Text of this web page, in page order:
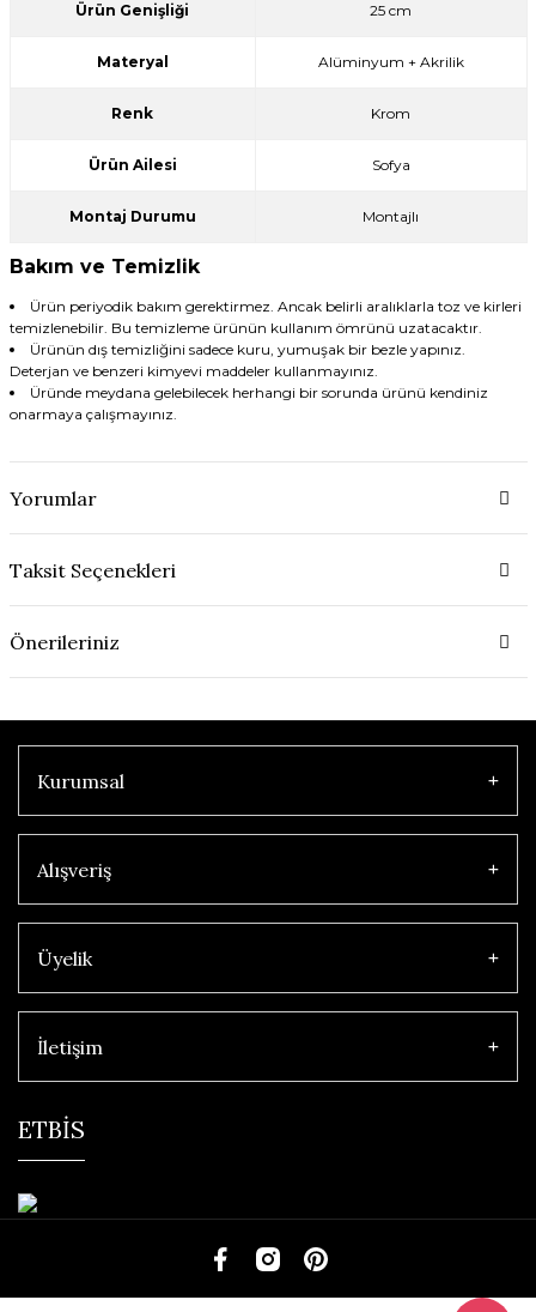
Ürün Genişliği 25 cm
Materyal Alüminyum + Akrilik
Renk Krom
Ürün Ailesi Sofya
Montaj Durumu Montajlı
Bakım ve Temizlik
Ürün periyodik bakım gerektirmez. Ancak belirli aralıklarla toz ve kirleri
temizlenebilir. Bu temizleme ürünün kullanım ömrünü uzatacaktır.
Ürünün dış temizliğini sadece kuru, yumuşak bir bezle yapınız.
Deterjan ve benzeri kimyevi maddeler kullanmayınız.
Üründe meydana gelebilecek herhangi bir sorunda ürünü kendiniz
onarmaya çalışmayınız.
Yorumlar
Taksit Seçenekleri
Önerileriniz
Kurumsal
Alışveriş
Üyelik
İletişim
ETBİS